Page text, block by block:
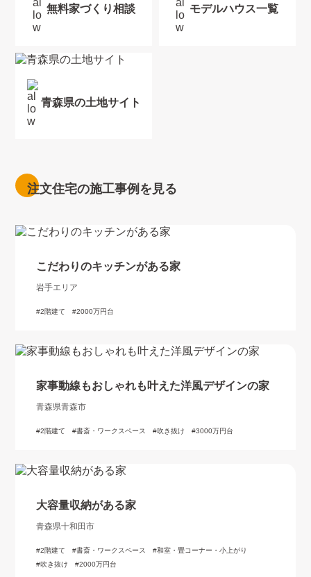
無料家づくり相談 モデルハウス一覧
青森県の土地サイト
注文住宅の施工事例を見る
こだわりのキッチンがある家
岩手エリア
2階建て 2000万円台
家事動線もおしゃれも叶えた洋風デザインの家
青森県青森市
2階建て 書斎・ワークスペース 吹き抜け 3000万円台
大容量収納がある家
青森県十和田市
2階建て 書斎・ワークスペース
和室・畳コーナー・小上がり
吹き抜け
2000万円台